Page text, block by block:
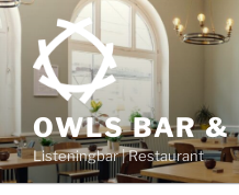
Zum
Inhalt
springen
OWLS BAR &
Listeningbar | Restaurant